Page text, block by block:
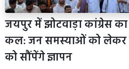
जयपुर में झोटवाड़ा कांग्रेस
कल: जन समस्याओं को लेकर
को सौंपेंगे ज्ञापन